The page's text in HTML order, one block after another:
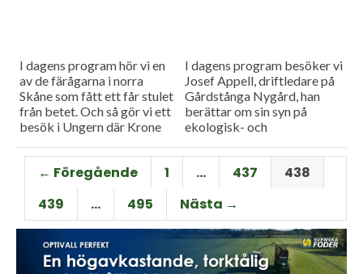
I dagens program hör vi en
av de färågarna i norra
Skåne som fått ett får stulet
från betet. Och så gör vi ett
besök i Ungern där Krone
I dagens program besöker vi
Josef Appell, driftledare på
Gårdstånga Nygård, han
berättar om sin syn på
ekologisk- och
På gården tillämpas båda
systemen. Och så har vi...
← Föregående 1 … 437
438
439
… 495 Nästa →